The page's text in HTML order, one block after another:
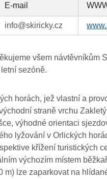
E-mail
info@skiricky.cz
všem návtěvníkům
sezóně.
horách, jež vlastní a
straně vrchu
výhodné orientaci
lyžování v Orlických
křížení turistických
výchozím místem
m) lze zaparkovat na